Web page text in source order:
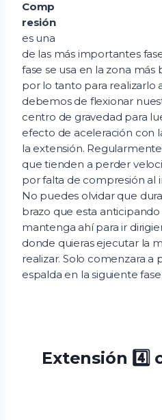
Comp
resión
es una
de las más importantes
fase se usa en la zona más
por lo tanto para realizarlo
debemos de flexionar
centro de gravedad para
efecto de aceleración con
la extensión.
que tienden a perder
por falta de compresión al
No puedes olvidar que
brazo que esta
mantenga ahí para ir
donde quieras ejecutar la
realizar. Solo comenzara a
espalda en la siguiente
Extensión 4️⃣